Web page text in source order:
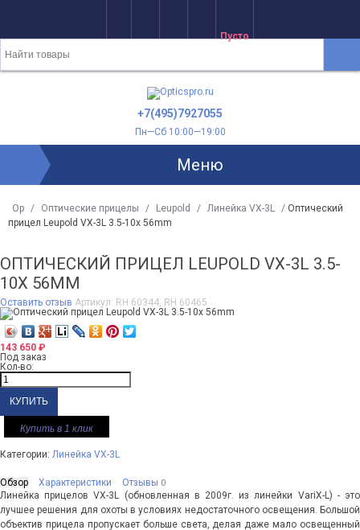
Пусто
+7(495)7927055
Пн—Сб 10:00—19:00
Меню
Op / Оптические прицелы / Leupold / Линейка VX-3L / Оптический
прицел Leupold VX-3L 3.5-10x 56mm
ОПТИЧЕСКИЙ ПРИЦЕЛ LEUPOLD VX-3L 3.5-
10X 56MM
Оставить отзыв Артикул: RH 60344, RH 60465
143 650 ₽
Под заказ
Кол-во:
Купить в 1 клик
Категории: Линейка VX-3L
Обзор Характеристики Отзывы 0
Линейка прицелов VX-3L (обновленная в 2009г. из линейки VariX-L) - это
лучшее решения для охоты в условиях недостаточного освещения. Большой
объектив прицела пропускает больше света, делая даже мало освещенный